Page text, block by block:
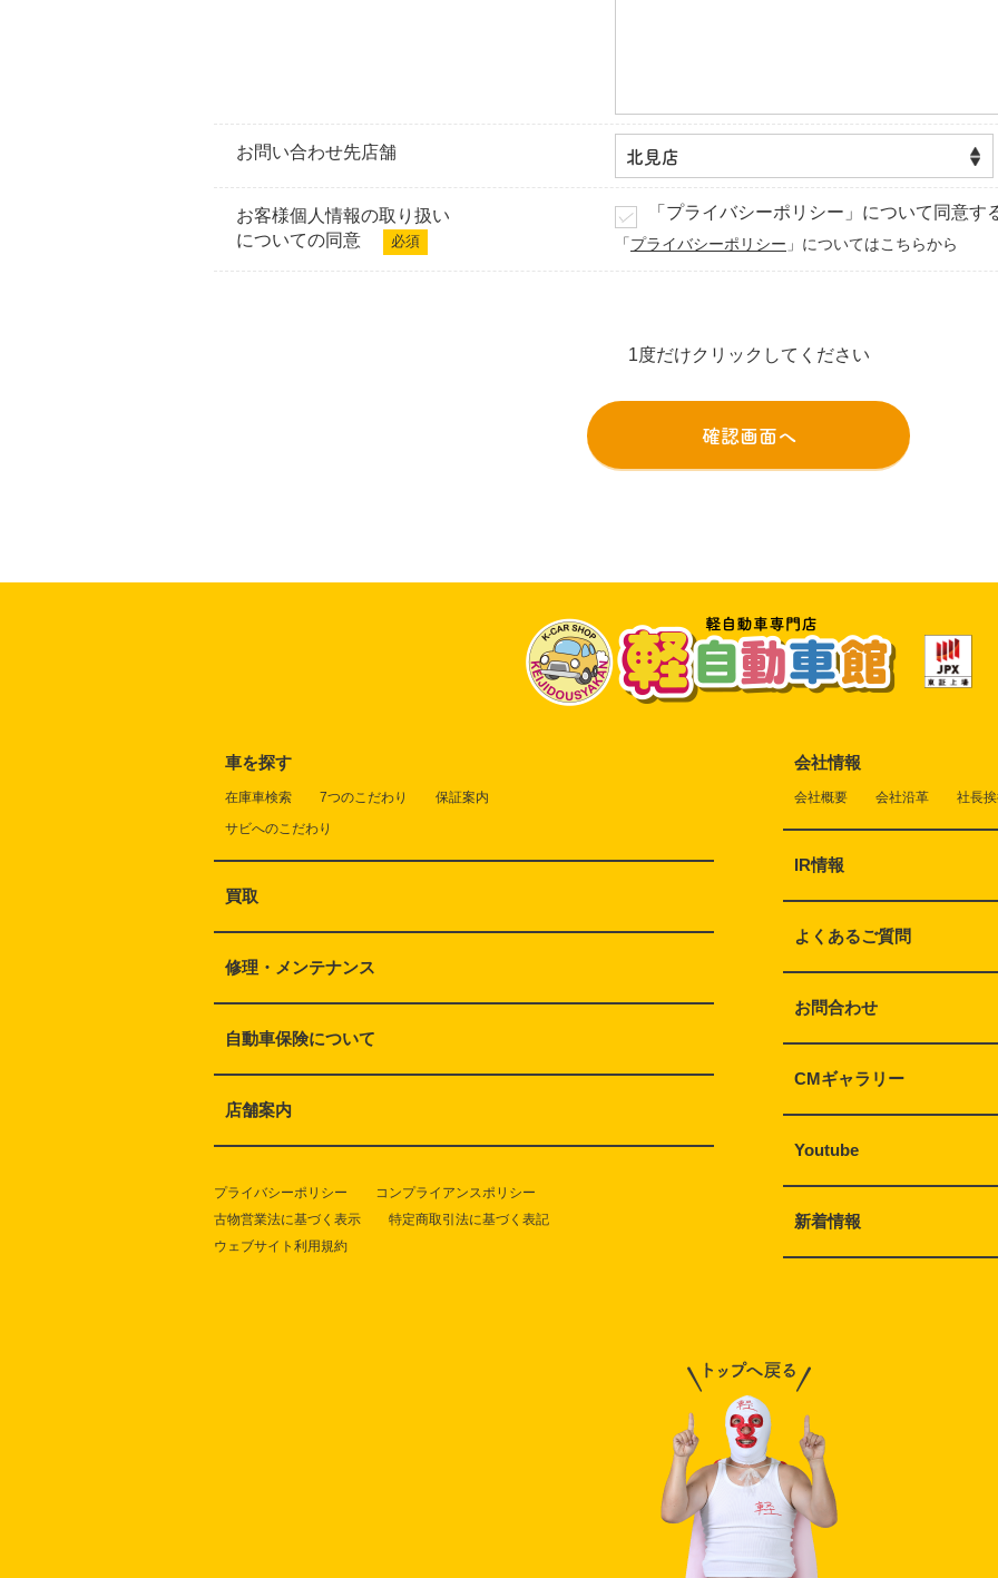
お問い合わせ先店舗
お客様個人情報の取り扱い
についての同意
必須
「プライバシーポリシー」について同意す
「プライバシーポリシー 」についてはこちらから
1度だけクリックしてください
車を探す
在庫車検索 7つのこだわり
保証案内
サビへのこだわり
買取
修理・メンテナンス
自動車保険について
店舗案内
会社情報
会社概要 会社沿革 社長
IR情報
よくあるご質問
お問合わせ
CMギャラリー
Youtube
新着情報
プライバシーポリシー
コンプライアンスポリシー
古物営業法に基づく表示
特定商取引法に基づく表記
ウェブサイト利用規約